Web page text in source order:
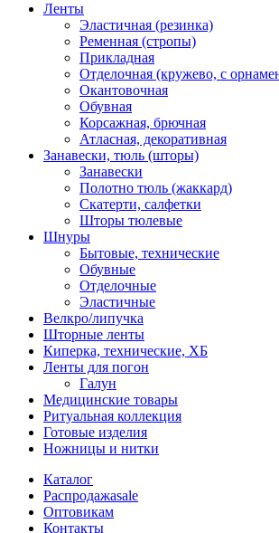
Ленты
Эластичная (резинка)
Ременная (стропы)
Прикладная
Отделочная (кружево, с
Окантовочная
Обувная
Корсажная, брючная
Атласная, декоративная
Занавески, тюль (шторы)
Занавески
Полотно тюль (жаккард)
Скатерти, салфетки
Шторы тюлевые
Шнуры
Бытовые, технические
Обувные
Отделочные
Эластичные
Велкро/липучка
Шторные ленты
Киперка, технические, ХБ
Ленты для погон
Галун
Медицинские товары
Ритуальная коллекция
Готовые изделия
Ножницы и нитки
Каталог
Распродажаsale
Оптовикам
Контакты